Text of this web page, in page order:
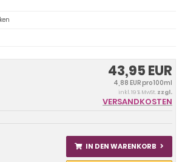
43,95 EUR
4,88 EUR pro 100ml
inkl. 19 % MwSt. zzgl.
VERSANDKOSTEN
IN DEN WARENKORB